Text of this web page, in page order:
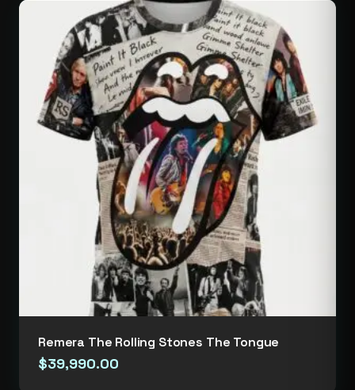
Remera The Rolling Stones The Tongue
$39,990.00